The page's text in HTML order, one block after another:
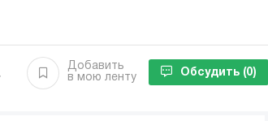
Добавить
в мою ленту
Обсудить (0)